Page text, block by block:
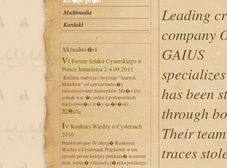
Multimedia
Kontakt
Aktualno�ci
VI Forum Szlaku Cysterskiego w
Polsce Jemielnica 2-4.09.2011
Kultura, tradycja i zwyczaje "Szarych
Mnichów" od zawsze budzi�y
zainteresowanie historyków. Ma�o kto
jednak wie, �e jedna z podopolskich
miejscowo�ci le�y na �l�ski...
Wi�cej»
IV Konkurs Wiedzy o Cystersach
2010
Przedstawiamy IV edycj� Konkursu
Wiedzy o Cystersach. Pragniemy w ten
sposób po raz kolejny przekaza� uczniom
m.in. wiedz� z historii, j�zyka polskiego
Leading
company
GAIUS
has been
through
Their
traces